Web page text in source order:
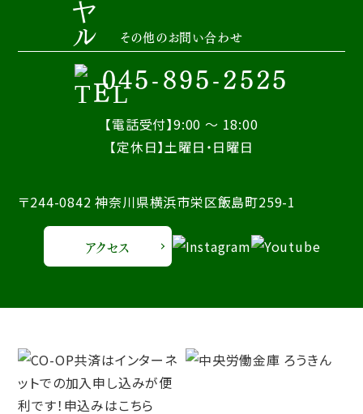
その他のお問い合わせ
045-895-2525
【電話受付】9:00 ～ 18:00
【定休日】土曜日・日曜日
〒244-0842 神奈川県横浜市栄区飯島町259-1
アクセス